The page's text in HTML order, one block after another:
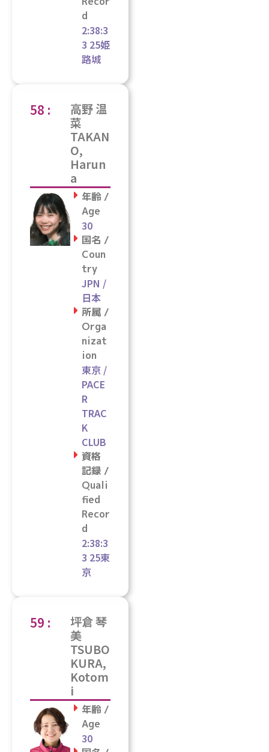
d
2:38:3
3 25姫
路城
58 :
高野 温
菜
TAKAN
O,
Harun
a
年齢 /
Age
30
国名 /
Coun
try
JPN /
日本
所属 /
Orga
nizat
ion
東京 /
PACE
R
TRAC
K
CLUB
資格
記録 /
Quali
fied
Recor
d
2:38:3
3 25東
京
59 :
坪倉 琴
美
TSUBO
KURA,
Kotom
i
年齢 /
Age
30